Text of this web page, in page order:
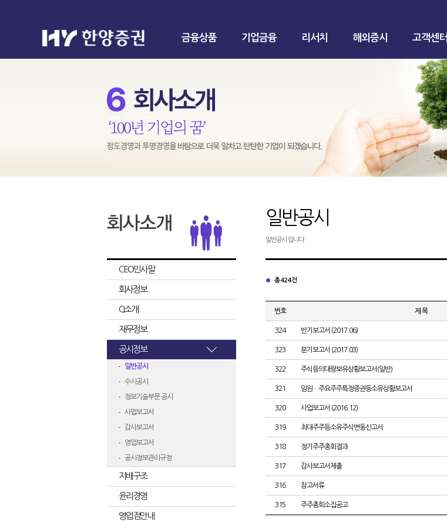
금융상품 기업금융 리서치 해외증시 고객센터
CEO인사말
회사정보
CI소개
재무정보
공시정보
일반공시
수시공시
정보기술부문 공시
사업보고서
감사보고서
영업보고서
공시정보관리규정
지배구조
윤리경영
영업점안내
일반공시
일반공시 입니다.
총 424건
번호 제 목
324 반기보고서 (2017.06)
323 분기보고서 (2017.03)
322 주식등의대량보유상황보고서(일반)
321 임원ㆍ주요주주특정증권등소유상황보고서
320 사업보고서 (2016.12)
319 최대주주등소유주식변동신고서
318 정기주주총회결과
317 감사보고서제출
316 참고서류
315 주주총회소집공고